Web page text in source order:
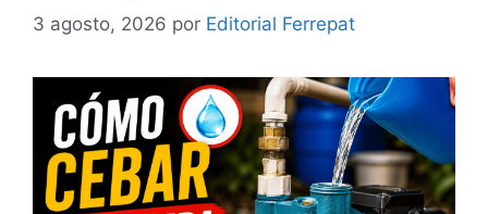
3 agosto, 2026 por Editorial Ferrepat